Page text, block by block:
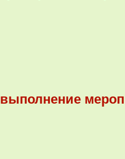
выполнение